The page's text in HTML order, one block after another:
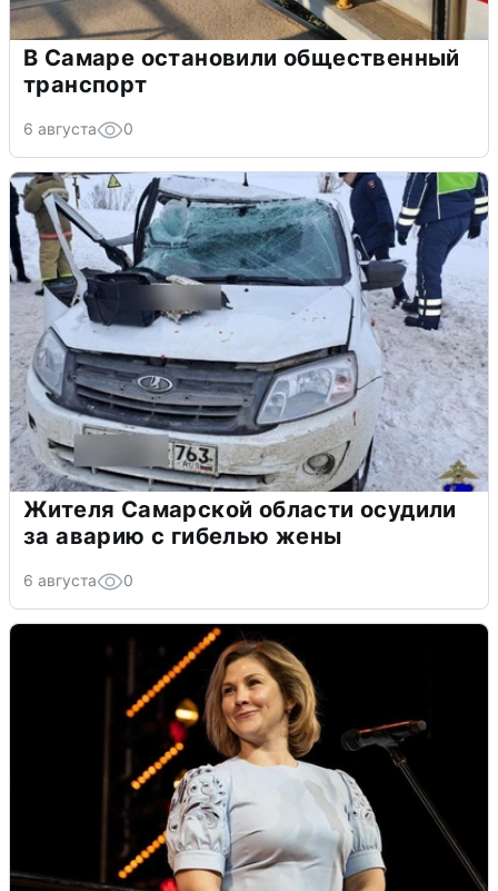
В Самаре остановили общественный
транспорт
6 августа 0
Жителя Самарской области осудили
за аварию с гибелью жены
6 августа 0